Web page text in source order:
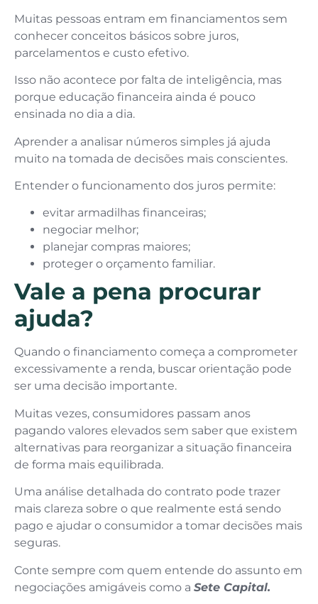
Muitas pessoas entram em financiamentos sem
conhecer conceitos básicos sobre juros,
parcelamentos e custo efetivo.
Isso não acontece por falta de inteligência, mas
porque educação financeira ainda é pouco
ensinada no dia a dia.
Aprender a analisar números simples já ajuda
muito na tomada de decisões mais conscientes.
Entender o funcionamento dos juros permite:
evitar armadilhas financeiras;
negociar melhor;
planejar compras maiores;
proteger o orçamento familiar.
Vale a pena procurar
ajuda?
Quando o financiamento começa a comprometer
excessivamente a renda, buscar orientação pode
ser uma decisão importante.
Muitas vezes, consumidores passam anos
pagando valores elevados sem saber que existem
alternativas para reorganizar a situação financeira
de forma mais equilibrada.
Uma análise detalhada do contrato pode trazer
mais clareza sobre o que realmente está sendo
pago e ajudar o consumidor a tomar decisões mais
seguras.
Conte sempre com quem entende do assunto em
negociações amigáveis como a Sete Capital.